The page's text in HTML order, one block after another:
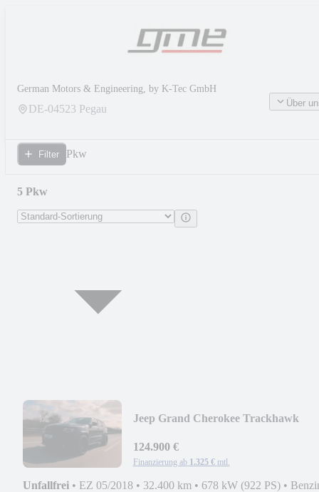
German Motors & Engineering, by K-Tec GmbH
DE-04523 Pegau Über
Filter Pkw
5 Pkw
Jeep Grand Cherokee Trackhawk
124.900 €
Finanzierung ab 1.325 € mtl.
Unfallfrei • EZ 05/2018 • 32.400 km • 678 kW (922 PS) •